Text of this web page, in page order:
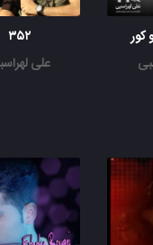
کور
۳۵۲
علی